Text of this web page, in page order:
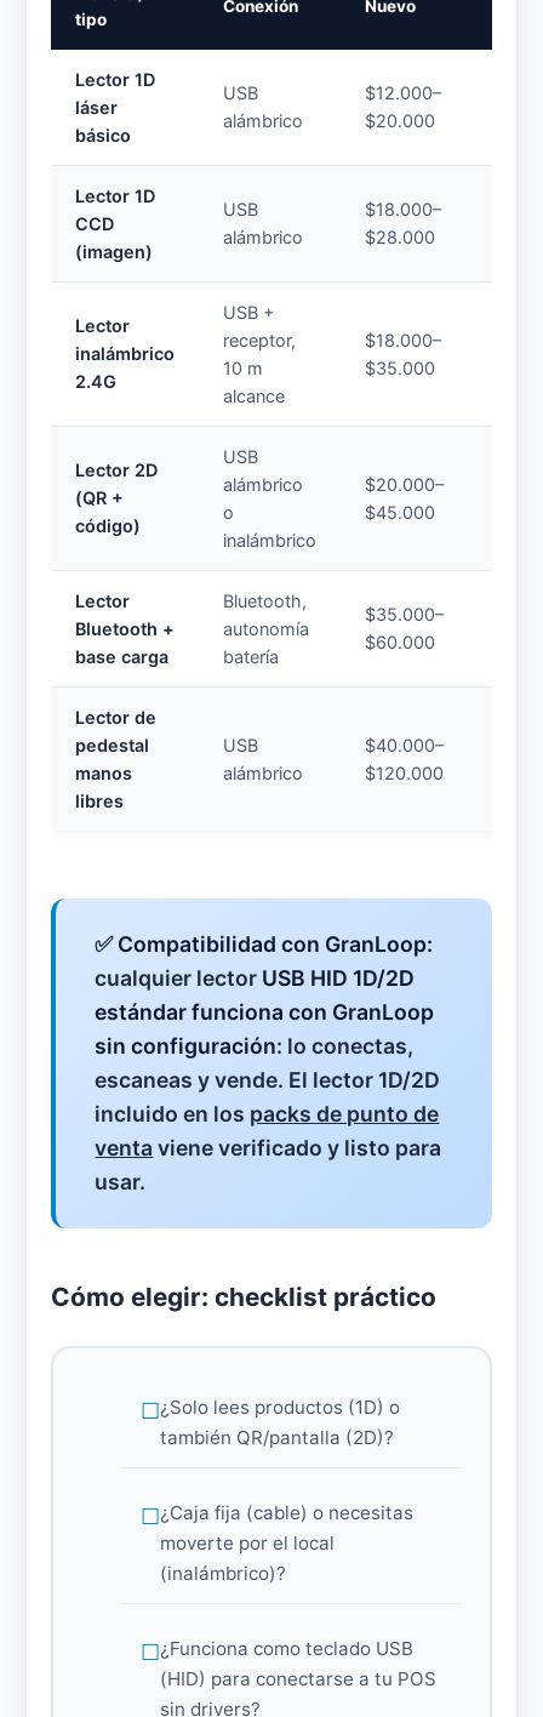
tipo
Conexión Nuevo
Lector 1D
láser
básico
USB
alámbrico
$12.000–
$20.000
Lector 1D
CCD
(imagen)
USB
alámbrico
$18.000–
$28.000
Lector
inalámbrico
2.4G
USB +
receptor,
10 m
alcance
$18.000–
$35.000
Lector 2D
(QR +
código)
USB
alámbrico
o
inalámbrico
$20.000–
$45.000
Lector
Bluetooth +
base carga
Bluetooth,
autonomía
batería
$35.000–
$60.000
Lector de
pedestal
manos
libres
USB
alámbrico
$40.000–
$120.000
✅Compatibilidad con GranLoop:
cualquier lector USB HID 1D/2D
estándar funciona con GranLoop
sin configuración: lo conectas,
escaneas y vende. El lector 1D/2D
incluido en los packs de punto de
venta viene verificado y listo para
usar.
Cómo elegir: checklist práctico
¿Solo lees productos (1D) o
también QR/pantalla (2D)?
¿Caja fija (cable) o necesitas
moverte por el local
(inalámbrico)?
¿Funciona como teclado USB
(HID) para conectarse a tu POS
sin drivers?